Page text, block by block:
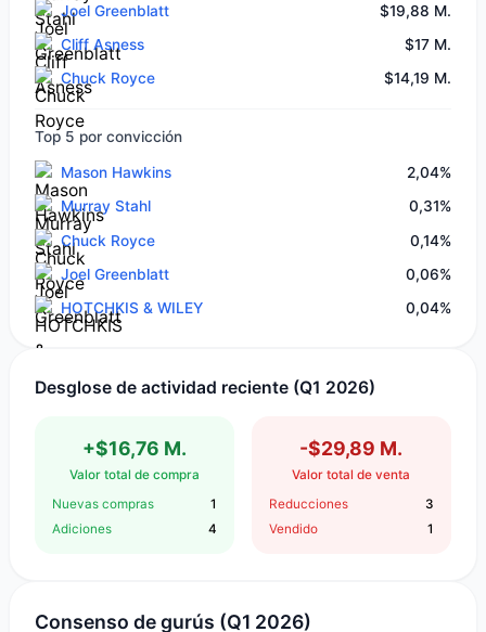
Joel Greenblatt
$19,88 M.
Cliff Asness
$17 M.
Chuck Royce
$14,19 M.
Top 5 por convicción
Mason Hawkins
2,04%
Murray Stahl
0,31%
Chuck Royce
0,14%
Joel Greenblatt
0,06%
HOTCHKIS & WILEY
0,04%
Desglose de actividad reciente (Q1 2026)
+$16,76 M.
Valor total de compra
Nuevas compras
1
Adiciones
4
-$29,89 M.
Valor total de venta
Reducciones
3
Vendido
1
Consenso de gurús (Q1 2026)